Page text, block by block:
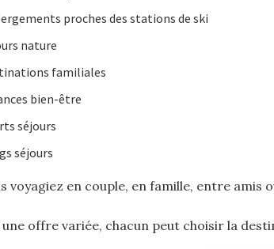
proches des stations de ski
nature
familiales
bien-être
séjours
séjours
voyagiez en couple, en famille, entre
une offre variée, chacun peut choisir la